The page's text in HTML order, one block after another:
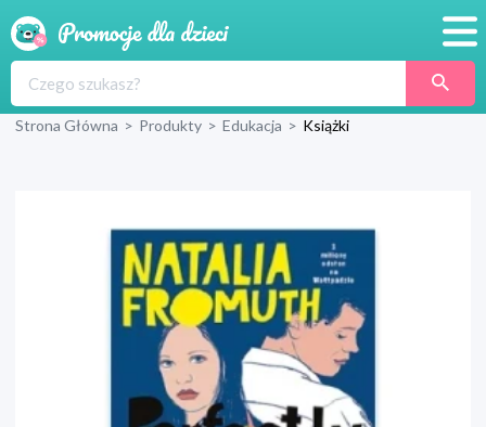
Produkty
Blog
Wyprawka
Strona Główna > Produkty > Edukacja > Książki